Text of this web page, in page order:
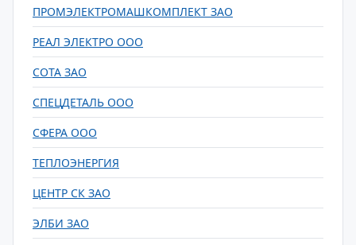
ПРОМЭЛЕКТРОМАШКОМПЛЕКТ ЗАО
РЕАЛ ЭЛЕКТРО ООО
СОТА ЗАО
СПЕЦДЕТАЛЬ ООО
СФЕРА ООО
ТЕПЛОЭНЕРГИЯ
ЦЕНТР СК ЗАО
ЭЛБИ ЗАО